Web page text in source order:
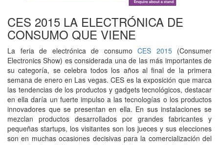
CES 2015 LA ELECTRÓNICA DE
CONSUMO QUE VIENE
La feria de electrónica de consumo CES 2015(Consumer
Electronics Show) es considerada una de las más importantes de
su categoría, se celebra todos los años al final de la primera
semana de enero en Las vegas. CES es la exposición que marca
las tendencias de los productos y gadgets tecnológicos, destacar
en ella daría un fuerte impulso a las tecnologías o los productos
innovadores que se presentan en ella. En sus instalaciones se
mezclan productos desarrollados por grandes fabricantes y
pequeñas startups, los visitantes son los jueces y sus elecciones
son en muchas ocasiones decisivas para la comercialización del